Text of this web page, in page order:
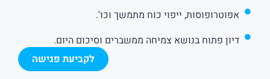
אפוטרופוסות, ייפוי כוח מתמשך וכו'.
דיון פתוח בנושא צמיחה ממשברים וסיכום היום.
לקביעת פגישה